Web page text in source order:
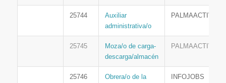
25744
Auxiliar
administrativa/o
PALMAACTIVA
25745
Moza/o de carga-
descarga/almacén
PALMAACTIVA
25746
Obrera/o de la
INFOJOBS